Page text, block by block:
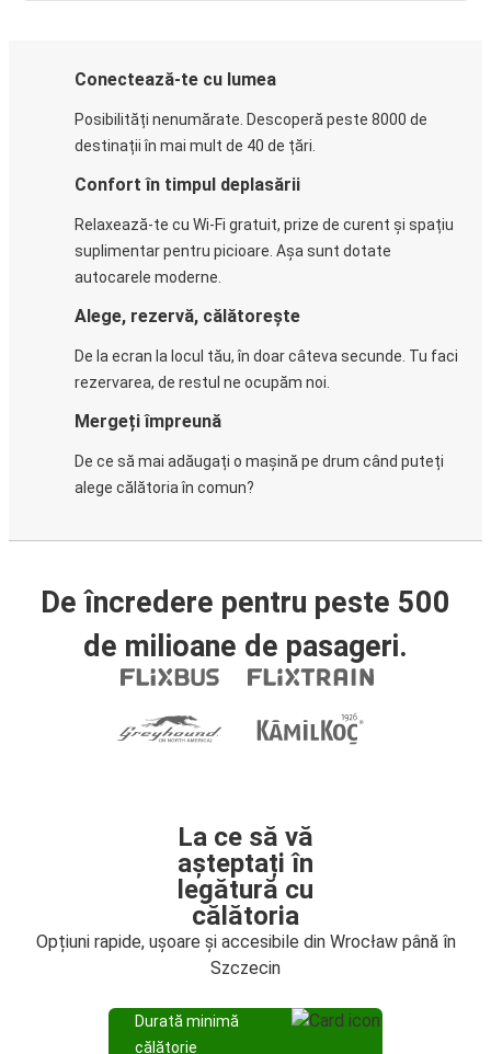
Conectează-te cu lumea
Posibilități nenumărate. Descoperă peste 8000 de
destinații în mai mult de 40 de țări.
Confort în timpul deplasării
Relaxează-te cu Wi-Fi gratuit, prize de curent și spațiu
suplimentar pentru picioare. Așa sunt dotate
autocarele moderne.
Alege, rezervă, călătorește
De la ecran la locul tău, în doar câteva secunde. Tu faci
rezervarea, de restul ne ocupăm noi.
Mergeți împreună
De ce să mai adăugați o mașină pe drum când puteți
alege călătoria în comun?
De încredere pentru peste 500
de milioane de pasageri.
La ce să vă
așteptați în
legătură cu
călătoria
Opțiuni rapide, ușoare și accesibile din Wrocław până în
Szczecin
Durată minimă
călătorie